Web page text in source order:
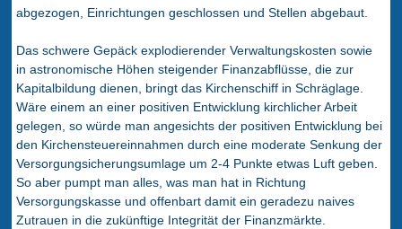
abgezogen, Einrichtungen geschlossen und Stellen abgebaut.
Das schwere Gepäck explodierender Verwaltungskosten sowie
in astronomische Höhen steigender Finanzabflüsse, die zur
Kapitalbildung dienen, bringt das Kirchenschiff in Schräglage.
Wäre einem an einer positiven Entwicklung kirchlicher Arbeit
gelegen, so würde man angesichts der positiven Entwicklung bei
den Kirchensteuereinnahmen durch eine moderate Senkung der
Versorgungsicherungsumlage um 2-4 Punkte etwas Luft geben.
So aber pumpt man alles, was man hat in Richtung
Versorgungskasse und offenbart damit ein geradezu naives
Zutrauen in die zukünftige Integrität der Finanzmärkte.